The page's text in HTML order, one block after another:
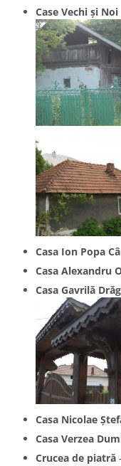
Case Vechi și Noi
Casa Ion Popa
Casa Alexandru
Casa Gavrilă
Casa Nicolae
Casa Verzea
Crucea de piatră